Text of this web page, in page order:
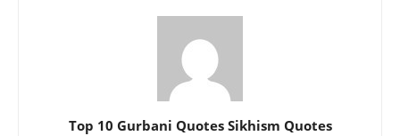
Top 10 Gurbani Quotes Sikhism Quotes